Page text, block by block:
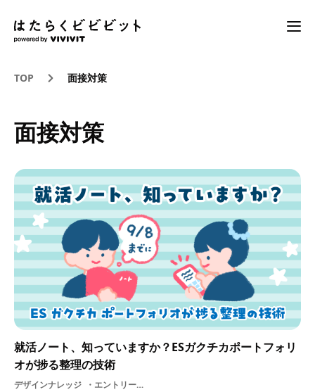
TOP 面接対策
面接対策
就活ノート、知っていますか？ESガクチカポートフォリ
オが捗る整理の技術
デザインナレッジ エントリーシート自己分析デザイナー就活スケジュール面接対策